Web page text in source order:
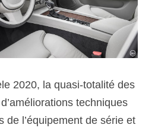
2020, la quasi-totalité des
techniques
de l’équipement de série et